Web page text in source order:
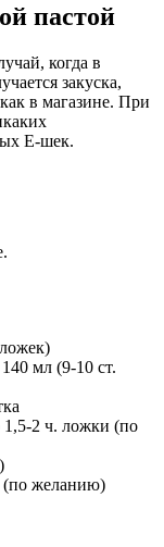
пастой
когда в
закуска,
в магазине. При
Е-шек.
мл (9-10 ст.
2 ч. ложки (по
(по желанию)